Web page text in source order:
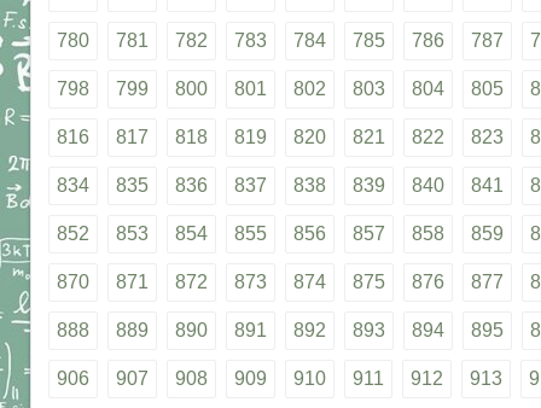
780 781 782 783 784 785 786 787
798 799 800 801 802 803 804 805
816 817 818 819 820 821 822 823
834 835 836 837 838 839 840 841
852 853 854 855 856 857 858 859
870 871 872 873 874 875 876 877
888 889 890 891 892 893 894 895
906 907 908 909 910 911 912 913